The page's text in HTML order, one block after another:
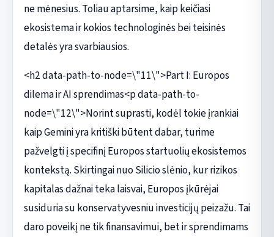
ne mėnesius. Toliau aptarsime, kaip keičiasi
ekosistema ir kokios technologinės bei teisinės
detalės yra svarbiausios.
<h2 data-path-to-node=\"11\">Part I: Europos
dilema ir AI sprendimas<p data-path-to-
node=\"12\">Norint suprasti, kodėl tokie įrankiai
kaip Gemini yra kritiški būtent dabar, turime
pažvelgti į specifinį Europos startuolių ekosistemos
kontekstą. Skirtingai nuo Silicio slėnio, kur rizikos
kapitalas dažnai teka laisvai, Europos įkūrėjai
susiduria su konservatyvesniu investicijų peizažu. Tai
daro poveikį ne tik finansavimui, bet ir sprendimams